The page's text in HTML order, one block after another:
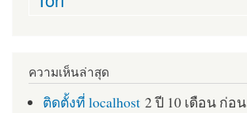
ความเห็นล่าสุด
ติดตั้งที่ localhost 2 ปี 10 เดือน ก่อน